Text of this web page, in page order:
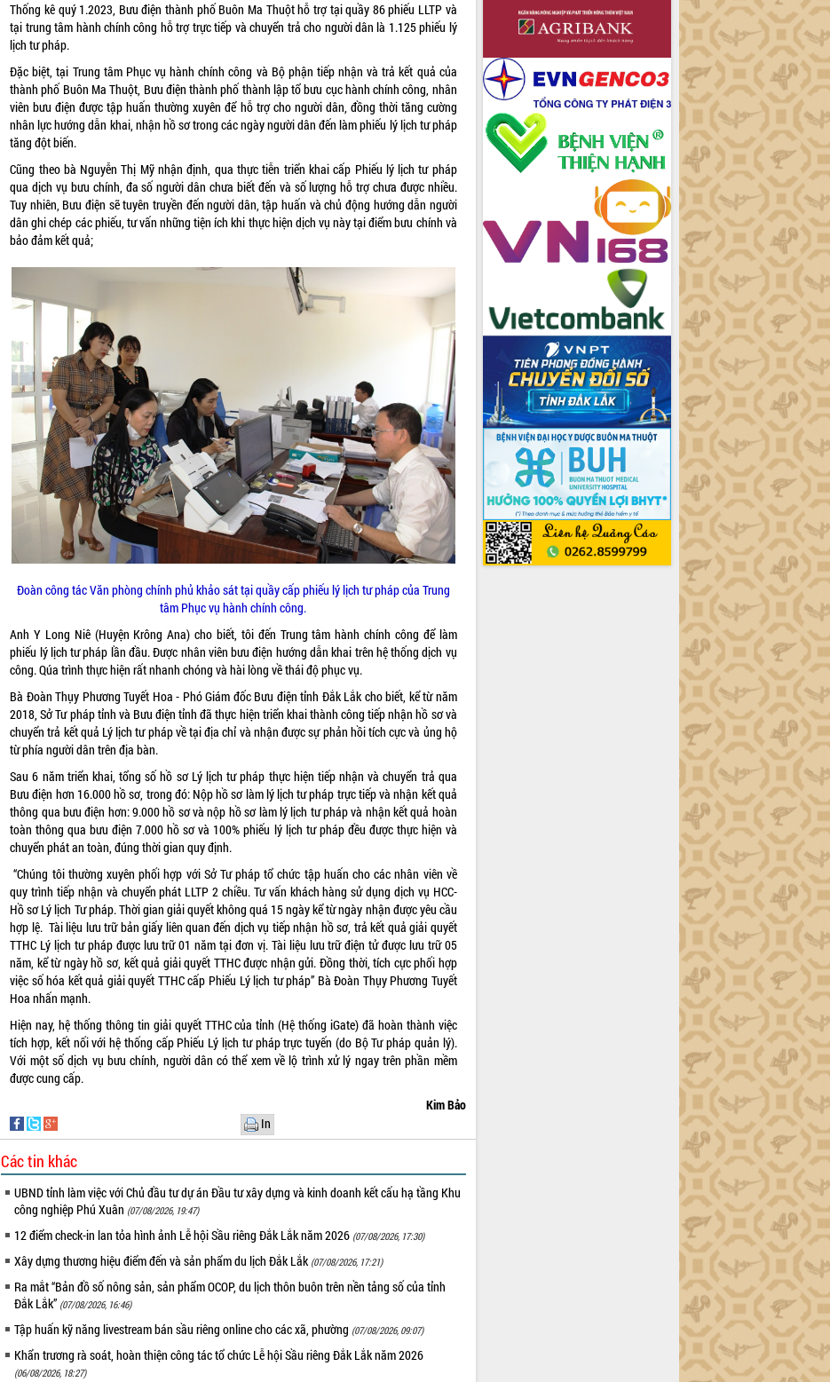
Thống kê quý 1.2023, Bưu điện thành phố Buôn Ma Thuột hỗ trợ tại quầy 86 phiếu LLTP và
tại trung tâm hành chính công hỗ trợ trực tiếp và chuyển trả cho người dân là 1.125 phiếu lý
lịch tư pháp.
Đặc biệt, tại Trung tâm Phục vụ hành chính công và Bộ phận tiếp nhận và trả kết quả của
thành phố Buôn Ma Thuột, Bưu điện thành phố thành lập tổ bưu cục hành chính công, nhân
viên bưu điện được tập huấn thường xuyên để hỗ trợ cho người dân, đồng thời tăng cường
nhân lực hướng dẫn khai, nhận hồ sơ trong các ngày người dân đến làm phiếu lý lịch tư pháp
tăng đột biến.
Cũng theo bà Nguyễn Thị Mỹ nhận định, qua thực tiễn triển khai cấp Phiếu lý lịch tư pháp
qua dịch vụ bưu chính, đa số người dân chưa biết đến và số lượng hỗ trợ chưa được nhiều.
Tuy nhiên, Bưu điện sẽ tuyên truyền đến người dân, tập huấn và chủ động hướng dẫn người
dân ghi chép các phiếu, tư vấn những tiện ích khi thực hiện dịch vụ này tại điểm bưu chính và
bảo đảm kết quả;
Đoàn công tác Văn phòng chính phủ khảo sát tại quầy cấp phiếu lý lịch tư pháp của Trung
tâm Phục vụ hành chính công.
Anh Y Long Niê (Huyện Krông Ana) cho biết, tôi đến Trung tâm hành chính công để làm
phiếu lý lịch tư pháp lần đầu. Được nhân viên bưu điện hướng dẫn khai trên hệ thống dịch vụ
công. Qúa trình thực hiện rất nhanh chóng và hài lòng về thái độ phục vụ.
Bà Đoàn Thụy Phương Tuyết Hoa - Phó Giám đốc Bưu điện tỉnh Đắk Lắk cho biết, kể từ năm
2018, Sở Tư pháp tỉnh và Bưu điện tỉnh đã thực hiện triển khai thành công tiếp nhận hồ sơ và
chuyển trả kết quả Lý lịch tư pháp về tại địa chỉ và nhận được sự phản hồi tích cực và ủng hộ
từ phía người dân trên địa bàn.
Sau 6 năm triển khai, tổng số hồ sơ Lý lịch tư pháp thực hiện tiếp nhận và chuyển trả qua
Bưu điện hơn 16.000 hồ sơ, trong đó: Nộp hồ sơ làm lý lịch tư pháp trực tiếp và nhận kết quả
thông qua bưu điện hơn: 9.000 hồ sơ và nộp hồ sơ làm lý lịch tư pháp và nhận kết quả hoàn
toàn thông qua bưu điện 7.000 hồ sơ và 100% phiếu lý lịch tư pháp đều được thực hiện và
chuyển phát an toàn, đúng thời gian quy định.
“Chúng tôi thường xuyên phối hợp với Sở Tư pháp tổ chức tập huấn cho các nhân viên về
quy trình tiếp nhận và chuyển phát LLTP 2 chiều. Tư vấn khách hàng sử dụng dịch vụ HCC-
Hồ sơ Lý lịch Tư pháp. Thời gian giải quyết không quá 15 ngày kể từ ngày nhận được yêu cầu
hợp lệ. Tài liệu lưu trữ bản giấy liên quan đến dịch vụ tiếp nhận hồ sơ, trả kết quả giải quyết
TTHC Lý lịch tư pháp được lưu trữ 01 năm tại đơn vị. Tài liệu lưu trữ điện tử được lưu trữ 05
năm, kể từ ngày hồ sơ, kết quả giải quyết TTHC được nhận gửi. Đồng thời, tích cực phối hợp
việc số hóa kết quả giải quyết TTHC cấp Phiếu Lý lịch tư pháp” Bà Đoàn Thụy Phương Tuyết
Hoa nhấn mạnh.
Hiện nay, hệ thống thông tin giải quyết TTHC của tỉnh (Hệ thống iGate) đã hoàn thành việc
tích hợp, kết nối với hệ thống cấp Phiếu Lý lịch tư pháp trực tuyến (do Bộ Tư pháp quản lý).
Với một số dịch vụ bưu chính, người dân có thể xem về lộ trình xử lý ngay trên phần mềm
được cung cấp.
Kim Bảo
In
Các tin khác
UBND tỉnh làm việc với Chủ đầu tư dự án Đầu tư xây dựng và kinh doanh kết cấu hạ tầng Khu
công nghiệp Phú Xuân (07/08/2026, 19:47)
12 điểm check-in lan tỏa hình ảnh Lễ hội Sầu riêng Đắk Lắk năm 2026 (07/08/2026, 17:30)
Xây dựng thương hiệu điểm đến và sản phẩm du lịch Đắk Lắk (07/08/2026, 17:21)
Ra mắt “Bản đồ số nông sản, sản phẩm OCOP, du lịch thôn buôn trên nền tảng số của tỉnh
Đắk Lắk” (07/08/2026, 16:46)
Tập huấn kỹ năng livestream bán sầu riêng online cho các xã, phường (07/08/2026, 09:07)
Khẩn trương rà soát, hoàn thiện công tác tổ chức Lễ hội Sầu riêng Đắk Lắk năm 2026
(06/08/2026, 18:27)